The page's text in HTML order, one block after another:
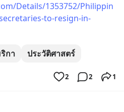
Details/1353752/Philippin
to-resign-in-
กา ประวัติศาสตร์
2 2 1